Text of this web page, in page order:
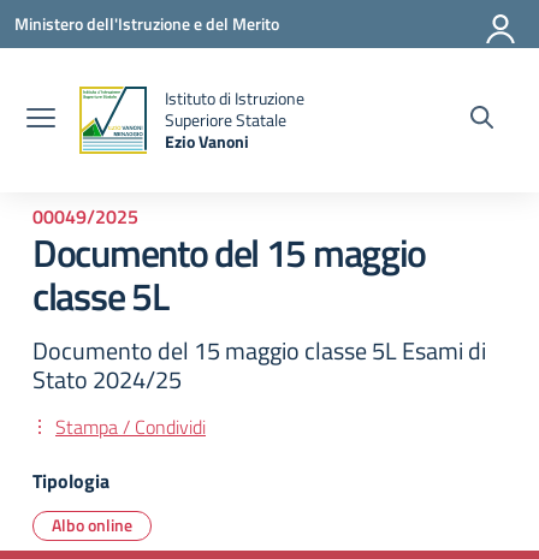
Vai ai contenuti
Vai al menu di navigazione
Vai al footer
Ministero dell'Istruzione e del Merito
Istituto di Istruzione
Superiore Statale
Ezio Vanoni
00049/2025
Documento del 15 maggio
classe 5L
Documento del 15 maggio classe 5L Esami di
Stato 2024/25
Stampa / Condividi
Tipologia
Albo online